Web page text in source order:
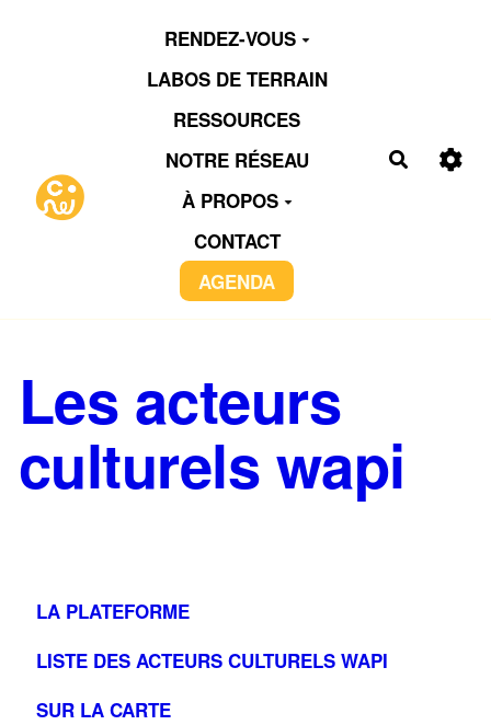
Aller au contenu principal
RENDEZ-VOUS
LABOS DE TERRAIN
RESSOURCES
NOTRE RÉSEAU
À PROPOS
CONTACT
AGENDA
Les acteurs
culturels wapi
LA PLATEFORME
LISTE DES ACTEURS CULTURELS WAPI
SUR LA CARTE